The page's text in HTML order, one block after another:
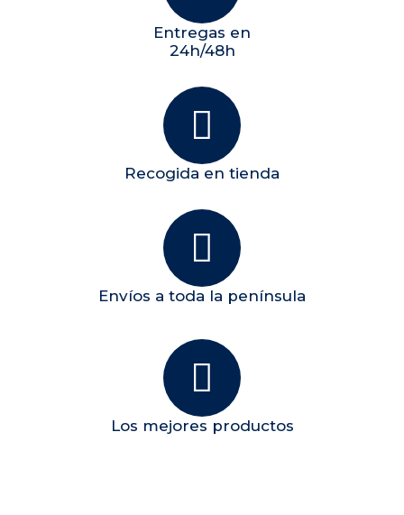
Entregas en
24h/48h
Recogida en tienda
Envíos a toda la península
Los mejores productos